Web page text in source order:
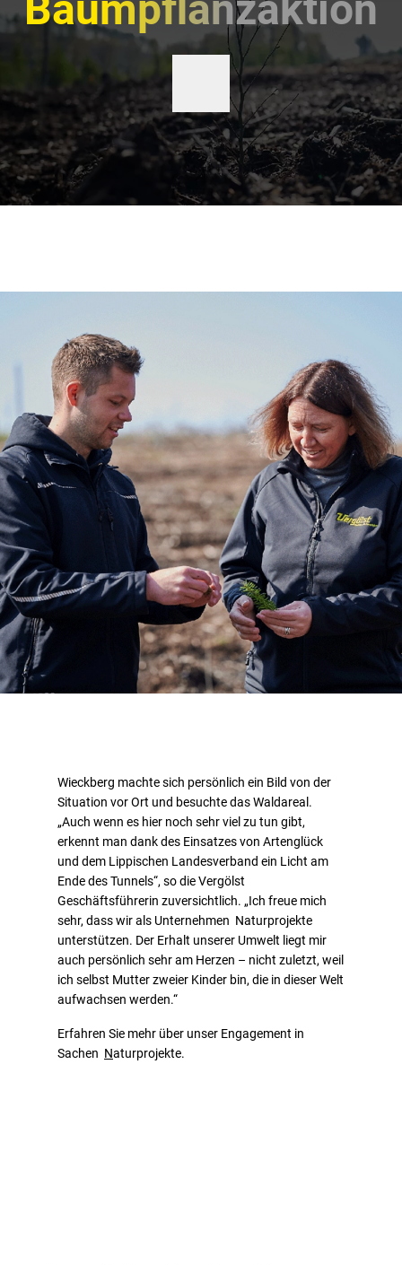
Wieckberg machte sich persönlich ein Bild von der
Situation vor Ort und besuchte das Waldareal.
„Auch wenn es hier noch sehr viel zu tun gibt,
erkennt man dank des Einsatzes von Artenglück
und dem Lippischen Landesverband ein Licht am
Ende des Tunnels“, so die Vergölst
Geschäftsführerin zuversichtlich. „Ich freue mich
sehr, dass wir als Unternehmen Naturprojekte
unterstützen. Der Erhalt unserer Umwelt liegt mir
auch persönlich sehr am Herzen – nicht zuletzt, weil
ich selbst Mutter zweier Kinder bin, die in dieser Welt
aufwachsen werden.“
Erfahren Sie mehr über unser Engagement in
Sachen Naturprojekte.